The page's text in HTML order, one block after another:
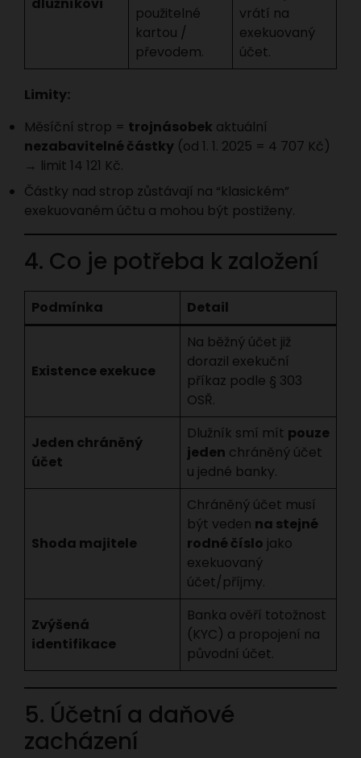
použitelné
kartou /
převodem.
vrátí na
exekuovaný
účet.
Limity:
Měsíční strop = trojnásobek aktuální
nezabavitelné částky (od 1. 1. 2025 = 4 707 Kč)
→ limit 14 121 Kč.
Částky nad strop zůstávají na “klasickém”
exekuovaném účtu a mohou být postiženy.
4. Co je potřeba k založení
Podmínka Detail
Existence exekuce
Na běžný účet již
dorazil exekuční
příkaz podle § 303
OSŘ.
Jeden chráněný
účet
Dlužník smí mít pouze
jeden chráněný účet
u jedné banky.
Shoda majitele
Chráněný účet musí
být veden na stejné
rodné číslo jako
exekuovaný
účet/příjmy.
Zvýšená
identifikace
Banka ověří totožnost
(KYC) a propojení na
původní účet.
5. Účetní a daňové
zacházení